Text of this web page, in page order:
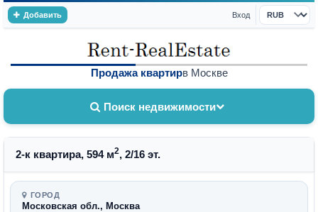
Добавить Вход
Валюта
Продажа квартирв Москве
Поиск недвижимости
2-к квартира, 594 м2, 2/16 эт.
ГОРОД
Московская обл., Москва